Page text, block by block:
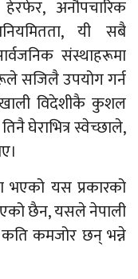
अनौपचारिक
यी सबै
संस्थाहरूमा
सजिलै उपयोग गर्न
विदेशीकै कुशल
घेराभित्र स्वेच्छाले,
भएको यस प्रकारको
छैन, यसले नेपाली
कमजोर छन् भन्ने